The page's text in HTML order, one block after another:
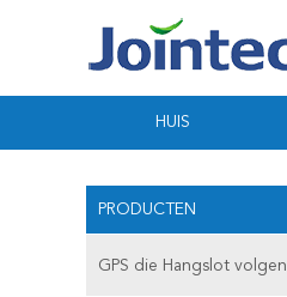
HUIS
PRODUCTEN
GPS die Hangslot volgen